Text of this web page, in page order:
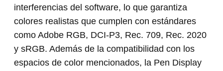
interferencias del software, lo que garantiza
colores realistas que cumplen con estándares
como Adobe RGB, DCI-P3, Rec. 709, Rec. 2020
y sRGB. Además de la compatibilidad con los
espacios de color mencionados, la Pen Display